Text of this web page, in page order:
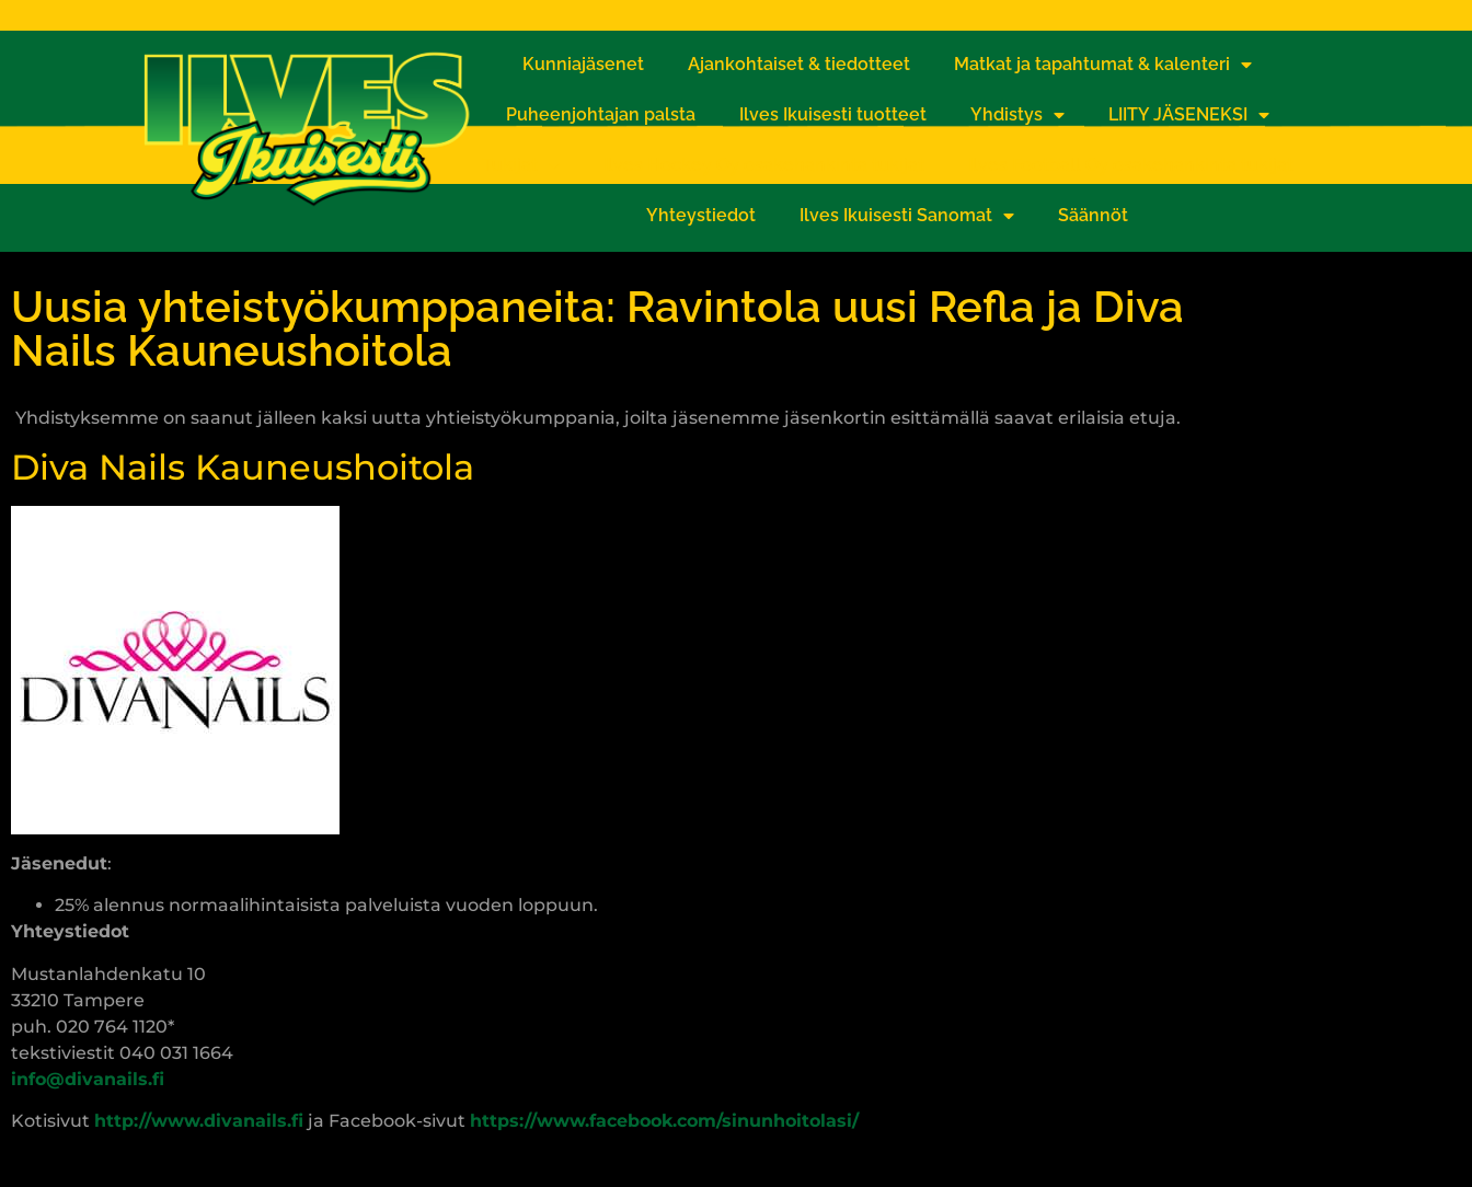
Kunniajäsenet Ajankohtaiset & tiedotteet Matkat ja tapahtumat & kalenteri
Puheenjohtajan palsta Ilves Ikuisesti tuotteet Yhdistys LIITY JÄSENEKSI
Yhteystiedot Ilves Ikuisesti Sanomat Säännöt
Uusia yhteistyökumppaneita: Ravintola uusi Refla ja Diva
Nails Kauneushoitola
Yhdistyksemme on saanut jälleen kaksi uutta yhtieistyökumppania, joilta jäsenemme jäsenkortin esittämällä saavat erilaisia etuja.
Diva Nails Kauneushoitola
Jäsenedut:
25% alennus normaalihintaisista palveluista vuoden loppuun.
Yhteystiedot
Mustanlahdenkatu 10
33210 Tampere
puh. 020 764 1120*
tekstiviestit 040 031 1664
info@divanails.fi
Kotisivut http://www.divanails.fi ja Facebook-sivut https://www.facebook.com/sinunhoitolasi/